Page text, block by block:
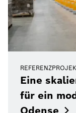
Eine
für ein